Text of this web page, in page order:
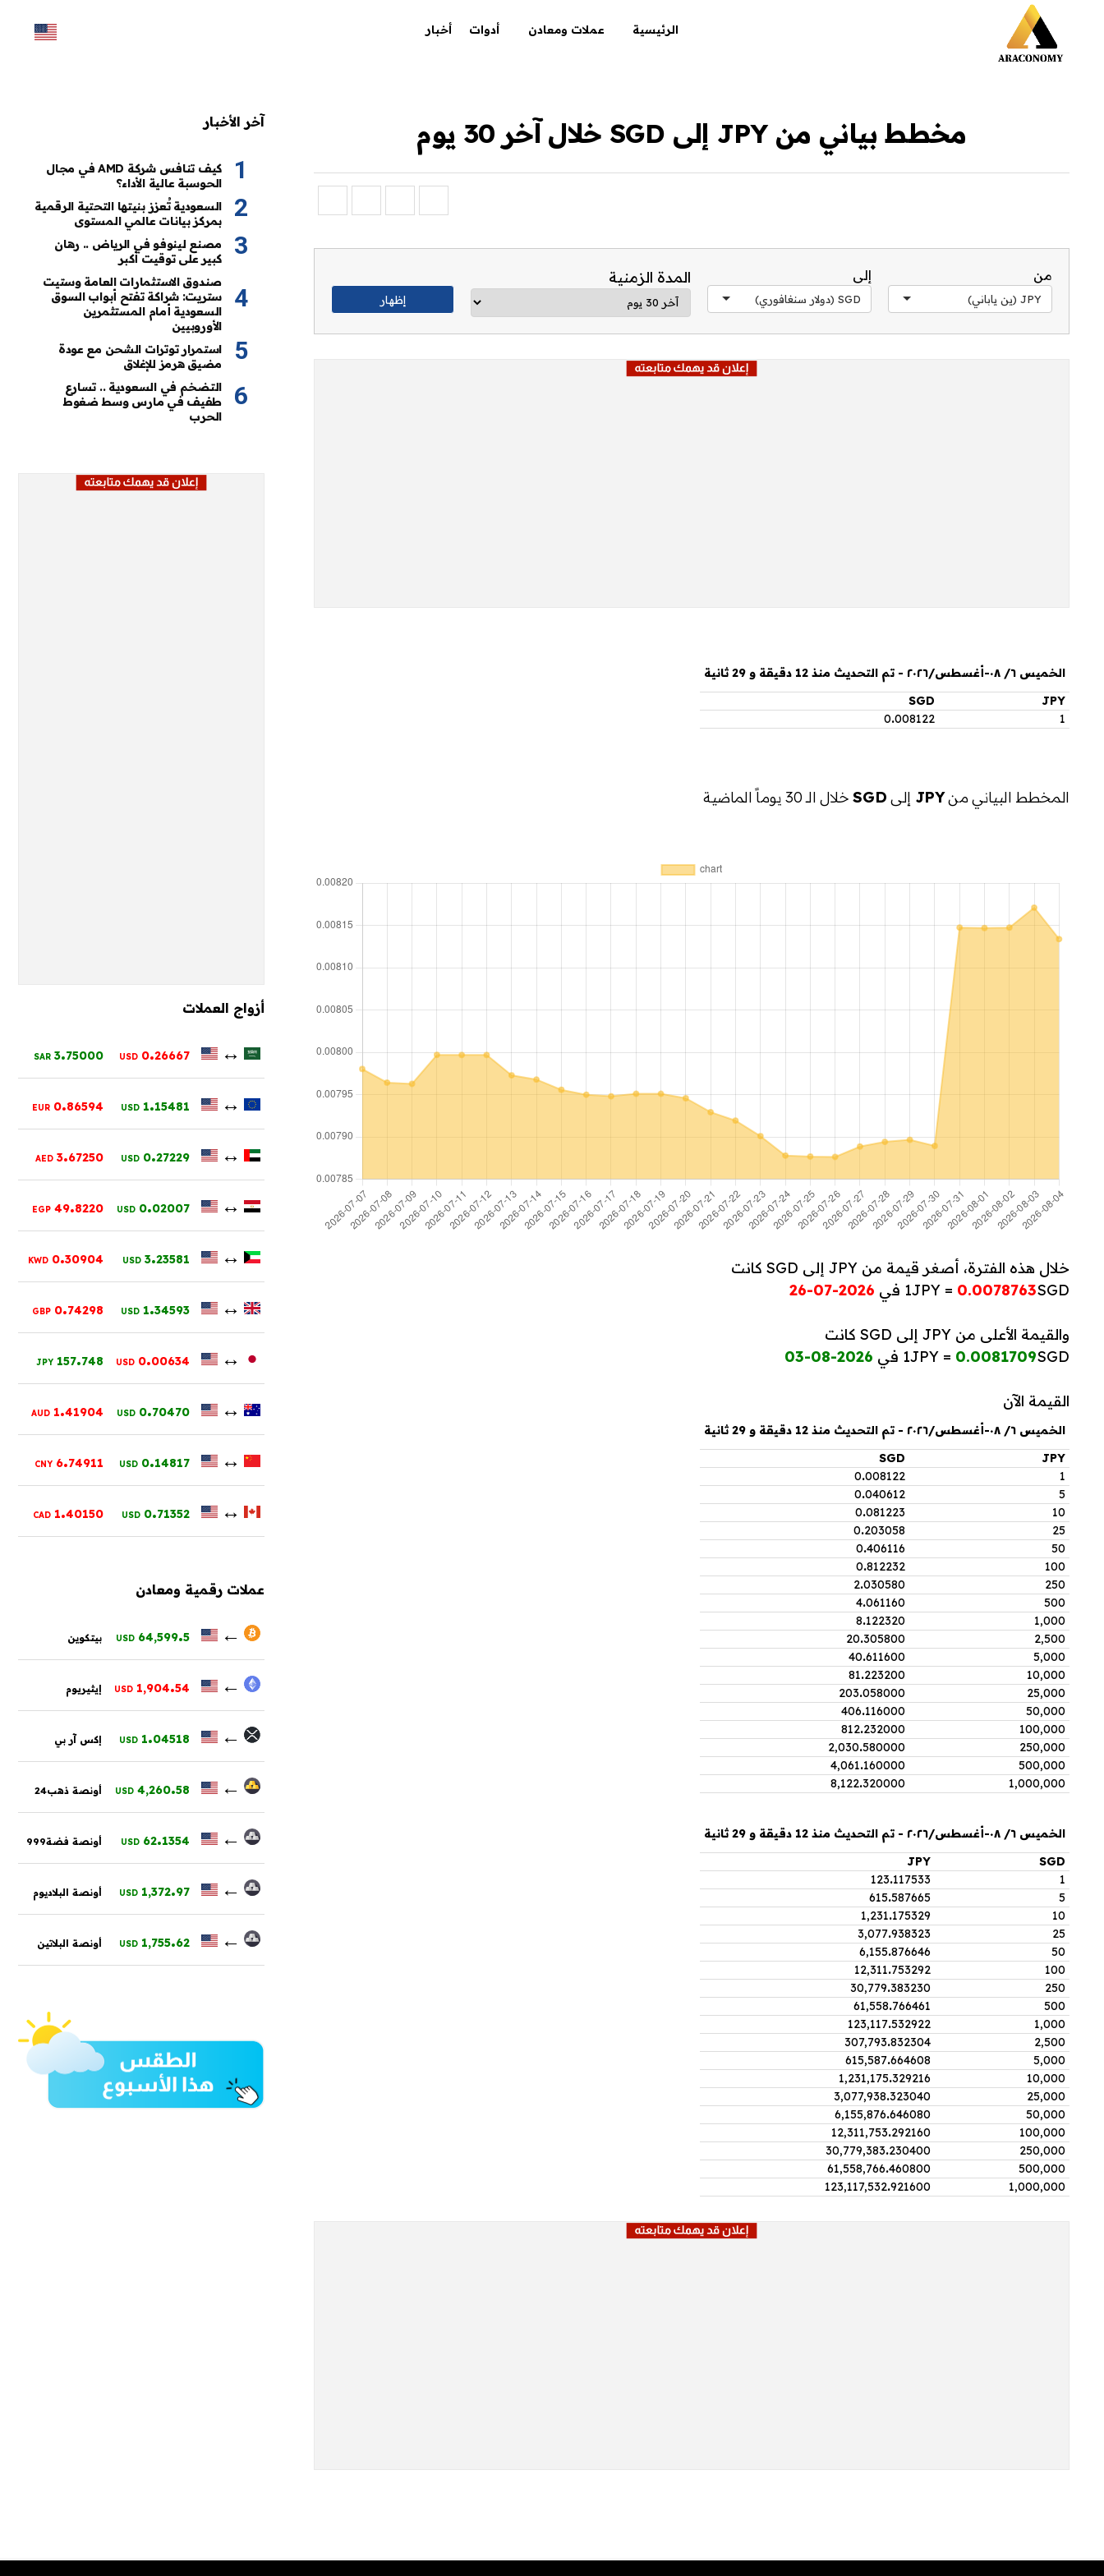
الرئيسية عملات ومعادن أدوات أخبار
مخطط بياني من JPY إلى SGD خلال آخر 30 يوم
من
JPY (ين ياباني)
إلى
SGD (دولار سنغافوري)
المدة الزمنية
الخميس ٦/ ٠٨-أغسطس/٢٠٢٦ - تم التحديث منذ 12 دقيقة و 29 ثانية
JPY
SGD
1
0.008122
المخطط البياني منJPY إلى SGDخلال الـ 30 يوماً الماضية
خلال هذه الفترة، أصغر قيمة من JPY إلى SGD كانت
1JPY = 0.0078763SGD في 2026-07-26
والقيمة الأعلى من JPY إلى SGD كانت
1JPY = 0.0081709SGD في 2026-08-03
القيمة الآن
الخميس ٦/ ٠٨-أغسطس/٢٠٢٦ - تم التحديث منذ 12 دقيقة و 29 ثانية
JPY
SGD
1
0.008122
5
0.040612
10
0.081223
25
0.203058
50
0.406116
100
0.812232
250
2.030580
500
4.061160
1,000
8.122320
2,500
20.305800
5,000
40.611600
10,000
81.223200
25,000
203.058000
50,000
406.116000
100,000
812.232000
250,000
2,030.580000
500,000
4,061.160000
1,000,000
8,122.320000
الخميس ٦/ ٠٨-أغسطس/٢٠٢٦ - تم التحديث منذ 12 دقيقة و 29 ثانية
SGD
JPY
1
123.117533
5
615.587665
10
1,231.175329
25
3,077.938323
50
6,155.876646
100
12,311.753292
250
30,779.383230
500
61,558.766461
1,000
123,117.532922
2,500
307,793.832304
5,000
615,587.664608
10,000
1,231,175.329216
25,000
3,077,938.323040
50,000
6,155,876.646080
100,000
12,311,753.292160
250,000
30,779,383.230400
500,000
61,558,766.460800
1,000,000
123,117,532.921600
آخر الأخبار
كيف تنافس شركة AMD في مجال
الحوسبة عالية الأداء؟
السعودية تُعزز بنيتها التحتية الرقمية
بمركز بيانات عالمي المستوى
مصنع لينوفو في الرياض .. رهان
كبير على توقيت أكبر
صندوق الاستثمارات العامة وستيت
ستريت: شراكة تفتح أبواب السوق
السعودية أمام المستثمرين
الأوروبيين
استمرار توترات الشحن مع عودة
مضيق هرمز للإغلاق
التضخم في السعودية .. تسارع
طفيف في مارس وسط ضغوط
الحرب
أزواج العملات
↔
0.26667
USD
3.75000
SAR
↔
1.15481
USD
0.86594
EUR
↔
0.27229
USD
3.67250
AED
↔
0.02007
USD
49.8220
EGP
↔
3.23581
USD
0.30904
KWD
↔
1.34593
USD
0.74298
GBP
↔
0.00634
USD
157.748
JPY
↔
0.70470
USD
1.41904
AUD
↔
0.14817
USD
6.74911
CNY
↔
0.71352
USD
1.40150
CAD
عملات رقمية ومعادن
←
64,599.5
USD بيتكوين
←
1,904.54
USD إيثيريوم
←
1.04518
USD إكس آر بي
←
4,260.58
USD أونصة ذهب24
←
62.1354
USD أونصة فضة999
←
1,372.97
USD أونصة البلاديوم
←
1,755.62
USD أونصة البلاتين